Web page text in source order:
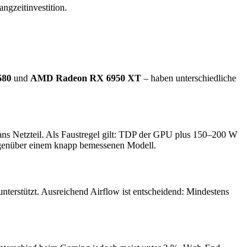
und AMD Radeon RX 6950 XT – haben unterschiedliche
Netzteil. Als Faustregel gilt: TDP der GPU plus 150–200 W
einem knapp bemessenen Modell.
Ausreichend Airflow ist entscheidend: Mindestens